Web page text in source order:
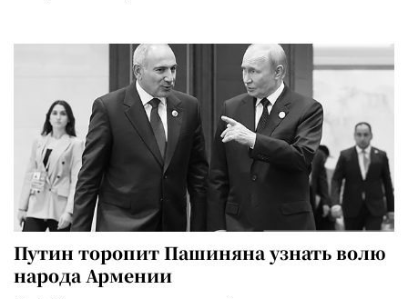
Путин торопит Пашиняна узнать волю
народа Армении